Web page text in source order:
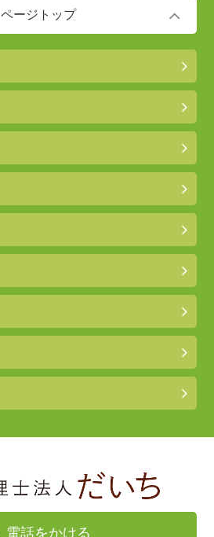
ページトップ
電話をかける